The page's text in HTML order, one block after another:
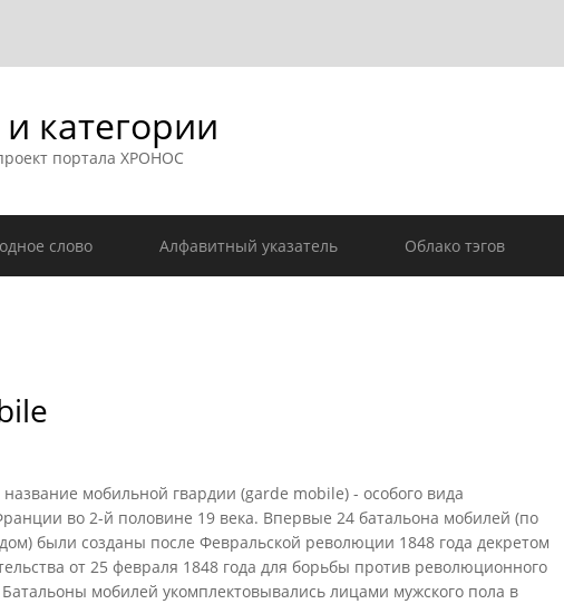
категории
портала ХРОНОС
слово Алфавитный указатель Облако тэгов
мобильной гвардии (garde mobile) - особого вида
во 2-й половине 19 века. Впервые 24 батальона мобилей (по
были созданы после Февральской революции 1848 года декретом
от 25 февраля 1848 года для борьбы против революционного
мобилей укомплектовывались лицами мужского пола в